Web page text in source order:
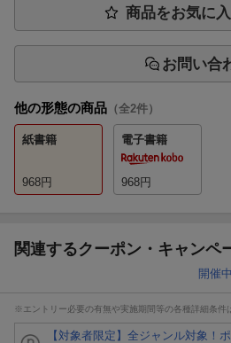
商品をお気に
お問い合
他の形態の商品 （全2件）
紙書籍
968円
電子書籍
968円
関連するクーポン・キャンペ
開催
※エントリー必要の有無や実施期間等の各種詳細条件
【対象者限定】全ジャンル対象！